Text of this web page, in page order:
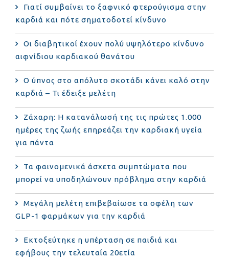
Γιατί συμβαίνει το ξαφνικό φτερούγισμα στην
καρδιά και πότε σηματοδοτεί κίνδυνο
Οι διαβητικοί έχουν πολύ υψηλότερο κίνδυνο
αιφνίδιου καρδιακού θανάτου
Ο ύπνος στο απόλυτο σκοτάδι κάνει καλό στην
καρδιά – Τι έδειξε μελέτη
Ζάχαρη: Η κατανάλωσή της τις πρώτες 1.000
ημέρες της ζωής επηρεάζει την καρδιακή υγεία
για πάντα
Τα φαινομενικά άσχετα συμπτώματα που
μπορεί να υποδηλώνουν πρόβλημα στην καρδιά
Μεγάλη μελέτη επιβεβαίωσε τα οφέλη των
GLP-1 φαρμάκων για την καρδιά
Εκτοξεύτηκε η υπέρταση σε παιδιά και
εφήβους την τελευταία 20ετία